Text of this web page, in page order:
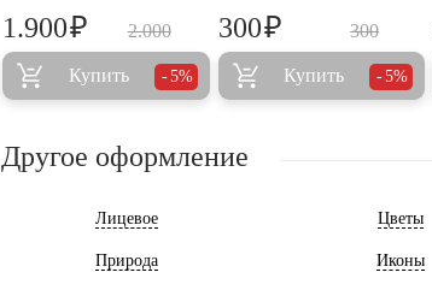
2.000
1.900₽
Купить 5%
300
300₽
Купить 5%
Другое оформление
Лицевое Цветы
Природа Иконы